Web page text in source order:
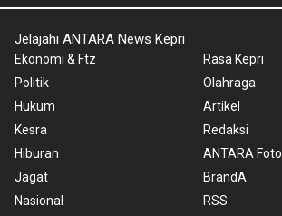
Jelajahi ANTARA News Kepri
Ekonomi & Ftz
Politik
Hukum
Kesra
Hiburan
Jagat
Nasional
Rasa Kepri
Olahraga
Artikel
Redaksi
ANTARA Foto
BrandA
RSS